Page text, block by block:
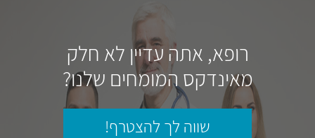
רופא, אתה עדיין לא חלק
מאינדקס המומחים שלנו?
שווה לך להצטרף!